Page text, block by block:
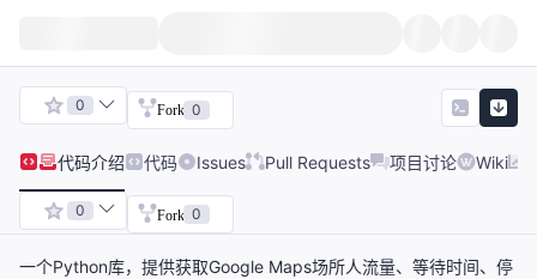
0 Fork 0
代码介绍 代码 Issues Pull Requests 项目讨论 Wiki
0 Fork 0
一个Python库，提供获取Google Maps场所人流量、等待时间、停